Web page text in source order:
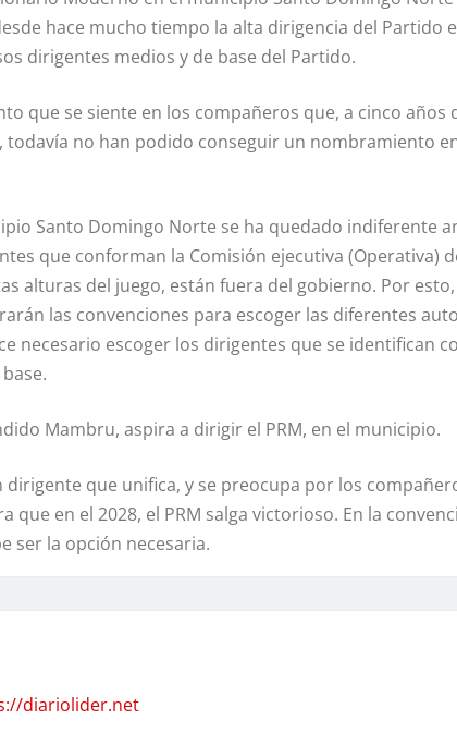
hace mucho tiempo la alta dirigencia del Partido
dirigentes medios y de base del Partido.
que se siente en los compañeros que, a cinco años
todavía no han podido conseguir un nombramiento
Santo Domingo Norte se ha quedado indiferente
que conforman la Comisión ejecutiva (Operativa)
alturas del juego, están fuera del gobierno. Por
las convenciones para escoger las diferentes
necesario escoger los dirigentes que se identifican
Mambru, aspira a dirigir el PRM, en el municipio.
que unifica, y se preocupa por los
en el 2028, el PRM salga victorioso. En la
ser la opción necesaria.
diariolider.net